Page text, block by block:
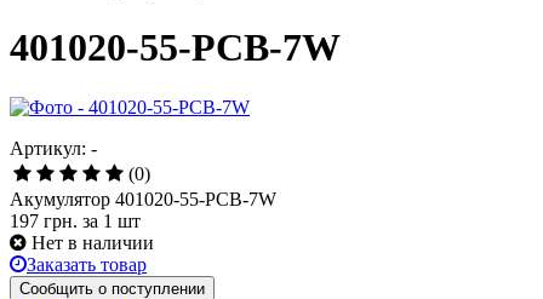
401020-55-PCB-7W
Артикул: -
(0)
Акумулятор 401020-55-PCB-7W
197 грн. за 1 шт
Нет в наличии
Заказать товар
Сообщить о поступлении